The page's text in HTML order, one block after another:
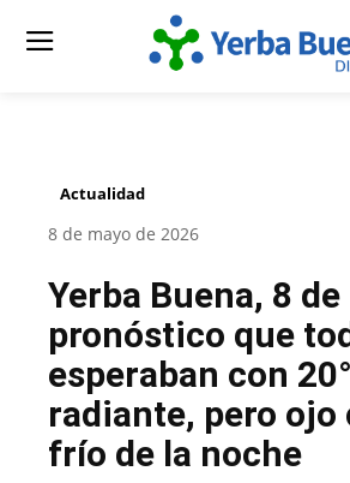
Actualidad
8 de mayo de 2026
Yerba Buena, 8
pronóstico que
esperaban con
radiante, pero ojo
frío de la noche